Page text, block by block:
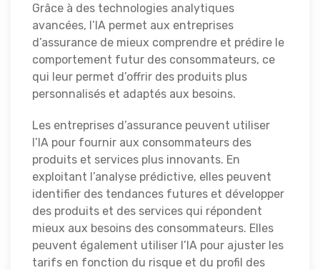
Grâce à des technologies analytiques
avancées, l’IA permet aux entreprises
d’assurance de mieux comprendre et prédire le
comportement futur des consommateurs, ce
qui leur permet d’offrir des produits plus
personnalisés et adaptés aux besoins.
Les entreprises d’assurance peuvent utiliser
l’IA pour fournir aux consommateurs des
produits et services plus innovants. En
exploitant l’analyse prédictive, elles peuvent
identifier des tendances futures et développer
des produits et des services qui répondent
mieux aux besoins des consommateurs. Elles
peuvent également utiliser l’IA pour ajuster les
tarifs en fonction du risque et du profil des